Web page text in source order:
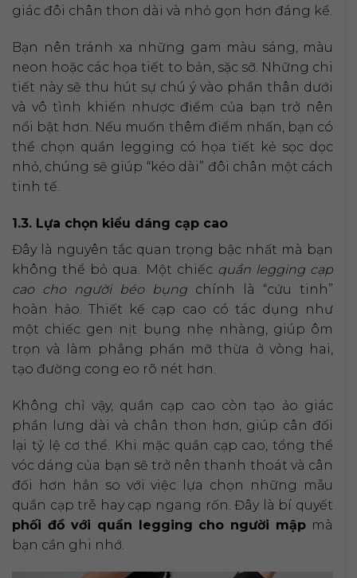
giác đôi chân thon dài và nhỏ gọn hơn đáng kể.
Bạn nên tránh xa những gam màu sáng, màu
neon hoặc các họa tiết to bản, sặc sỡ. Những chi
tiết này sẽ thu hút sự chú ý vào phần thân dưới
và vô tình khiến nhược điểm của bạn trở nên
nổi bật hơn. Nếu muốn thêm điểm nhấn, bạn có
thể chọn quần legging có họa tiết kẻ sọc dọc
nhỏ, chúng sẽ giúp “kéo dài” đôi chân một cách
tinh tế.
1.3. Lựa chọn kiểu dáng cạp cao
Đây là nguyên tắc quan trọng bậc nhất mà bạn
không thể bỏ qua. Một chiếc quần legging cạp
cao cho người béo bụng chính là “cứu tinh”
hoàn hảo. Thiết kế cạp cao có tác dụng như
một chiếc gen nịt bụng nhẹ nhàng, giúp ôm
trọn và làm phẳng phần mỡ thừa ở vòng hai,
tạo đường cong eo rõ nét hơn.
Không chỉ vậy, quần cạp cao còn tạo ảo giác
phần lưng dài và chân thon hơn, giúp cân đối
lại tỷ lệ cơ thể. Khi mặc quần cạp cao, tổng thể
vóc dáng của bạn sẽ trở nên thanh thoát và cân
đối hơn hẳn so với việc lựa chọn những mẫu
quần cạp trễ hay cạp ngang rốn. Đây là bí quyết
phối đồ với quần legging cho người mập mà
bạn cần ghi nhớ.